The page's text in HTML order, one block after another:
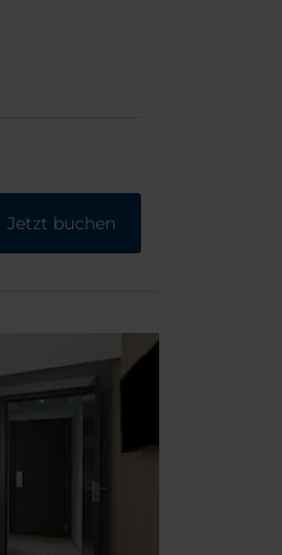
Jetzt buchen